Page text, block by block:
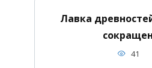
Лавка
41